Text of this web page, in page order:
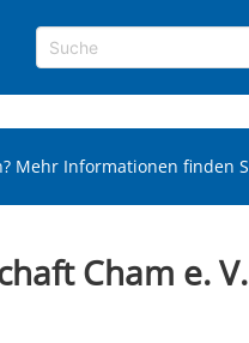
Mehr Informationen finden
Cham e. V.